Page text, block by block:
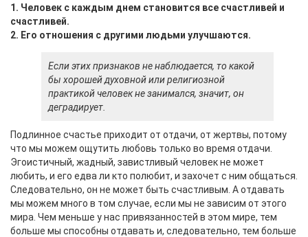
1. Человек с каждым днем становится все счастливей и
счастливей.
2. Его отношения с другими людьми улучшаются.
Если этих признаков не наблюдается, то какой
бы хорошей духовной или религиозной
практикой человек не занимался, значит, он
деградирует.
Подлинное счастье приходит от отдачи, от жертвы, потому
что мы можем ощутить любовь только во время отдачи.
Эгоистичный, жадный, завистливый человек не может
любить, и его едва ли кто полюбит, и захочет с ним общаться.
Следовательно, он не может быть счастливым. А отдавать
мы можем много в том случае, если мы не зависим от этого
мира. Чем меньше у нас привязанностей в этом мире, тем
больше мы способны отдавать и, следовательно, тем больше